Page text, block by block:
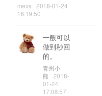
mexs
2018-01-24
16:19:50
一般可以
做到秒回
的。
青州小
熊
2018-
01-24
17:08:57